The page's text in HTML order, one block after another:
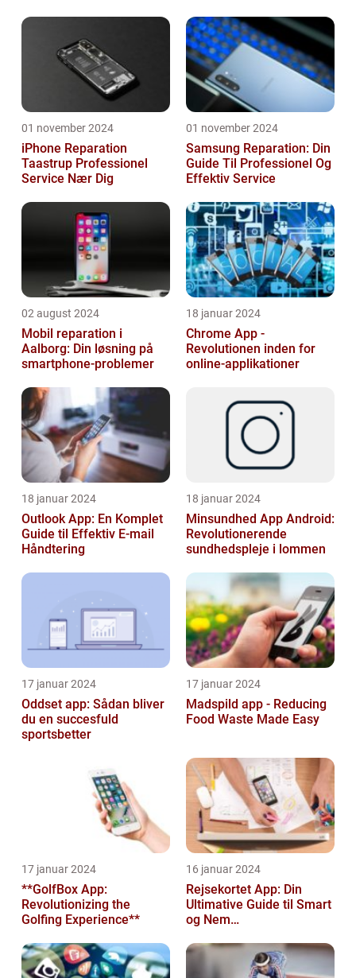
01 november 2024
iPhone Reparation
Taastrup Professionel
Service Nær Dig
01 november 2024
Samsung Reparation: Din
Guide Til Professionel Og
Effektiv Service
02 august 2024
Mobil reparation i
Aalborg: Din løsning på
smartphone-problemer
18 januar 2024
Chrome App -
Revolutionen inden for
online-applikationer
18 januar 2024
Outlook App: En Komplet
Guide til Effektiv E-mail
Håndtering
18 januar 2024
Minsundhed App Android:
Revolutionerende
sundhedspleje i lommen
17 januar 2024
Oddset app: Sådan bliver
du en succesfuld
sportsbetter
17 januar 2024
Madspild app - Reducing
Food Waste Made Easy
17 januar 2024
**GolfBox App:
Revolutionizing the
Golfing Experience**
16 januar 2024
Rejsekortet App: Din
Ultimative Guide til Smart
og Nem